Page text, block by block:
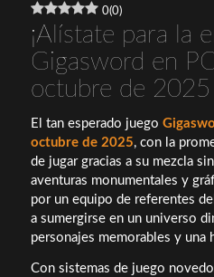
0(0)
¡Alístate para la
Gigasword en
octubre de 2025
El tan esperado juego
octubre de 2025, con la
de jugar gracias a su mezcla
aventuras monumentales y
por un equipo de referentes
a sumergirse en un universo
personajes memorables y una
Con sistemas de juego